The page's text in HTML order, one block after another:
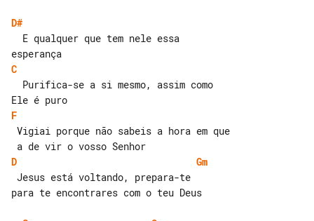
D#
C
F
D
Gm
para te encontrares com o teu Deus